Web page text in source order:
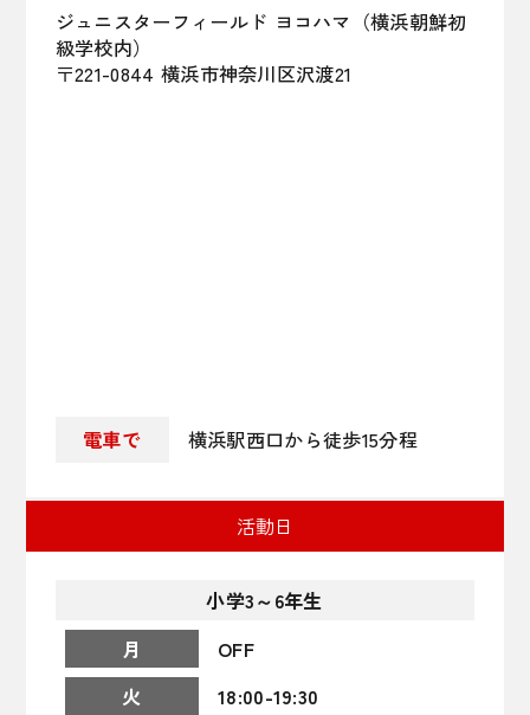
ジュニスターフィールド ヨコハマ（横浜朝鮮初
級学校内）
〒221-0844 横浜市神奈川区沢渡21
電車で 横浜駅西口から徒歩15分程
活動日
小学3～6年生
OFF
18:00-19:30